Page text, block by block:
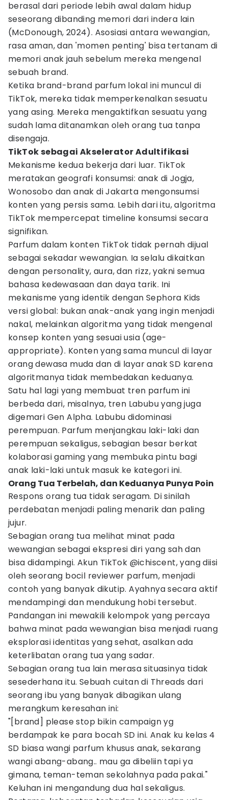
berasal dari periode lebih awal dalam hidup
seseorang dibanding memori dari indera lain
(McDonough, 2024). Asosiasi antara wewangian,
rasa aman, dan 'momen penting' bisa tertanam di
memori anak jauh sebelum mereka mengenal
sebuah brand.
Ketika brand-brand parfum lokal ini muncul di
TikTok, mereka tidak memperkenalkan sesuatu
yang asing. Mereka mengaktifkan sesuatu yang
sudah lama ditanamkan oleh orang tua tanpa
disengaja.
TikTok sebagai Akselerator Adultifikasi
Mekanisme kedua bekerja dari luar. TikTok
meratakan geografi konsumsi: anak di Jogja,
Wonosobo dan anak di Jakarta mengonsumsi
konten yang persis sama. Lebih dari itu, algoritma
TikTok mempercepat timeline konsumsi secara
signifikan.
Parfum dalam konten TikTok tidak pernah dijual
sebagai sekadar wewangian. Ia selalu dikaitkan
dengan personality, aura, dan rizz, yakni semua
bahasa kedewasaan dan daya tarik. Ini
mekanisme yang identik dengan Sephora Kids
versi global: bukan anak-anak yang ingin menjadi
nakal, melainkan algoritma yang tidak mengenal
konsep konten yang sesuai usia (age-
appropriate). Konten yang sama muncul di layar
orang dewasa muda dan di layar anak SD karena
algoritmanya tidak membedakan keduanya.
Satu hal lagi yang membuat tren parfum ini
berbeda dari, misalnya, tren Labubu yang juga
digemari Gen Alpha. Labubu didominasi
perempuan. Parfum menjangkau laki-laki dan
perempuan sekaligus, sebagian besar berkat
kolaborasi gaming yang membuka pintu bagi
anak laki-laki untuk masuk ke kategori ini.
Orang Tua Terbelah, dan Keduanya Punya Poin
Respons orang tua tidak seragam. Di sinilah
perdebatan menjadi paling menarik dan paling
jujur.
Sebagian orang tua melihat minat pada
wewangian sebagai ekspresi diri yang sah dan
bisa didampingi. Akun TikTok @ichiscent, yang diisi
oleh seorang bocil reviewer parfum, menjadi
contoh yang banyak dikutip. Ayahnya secara aktif
mendampingi dan mendukung hobi tersebut.
Pandangan ini mewakili kelompok yang percaya
bahwa minat pada wewangian bisa menjadi ruang
eksplorasi identitas yang sehat, asalkan ada
keterlibatan orang tua yang sadar.
Sebagian orang tua lain merasa situasinya tidak
sesederhana itu. Sebuah cuitan di Threads dari
seorang ibu yang banyak dibagikan ulang
merangkum keresahan ini:
"[brand] please stop bikin campaign yg
berdampak ke para bocah SD ini. Anak ku kelas 4
SD biasa wangi parfum khusus anak, sekarang
wangi abang-abang.. mau ga dibeliin tapi ya
gimana, teman-teman sekolahnya pada pakai."
Keluhan ini mengandung dua hal sekaligus.